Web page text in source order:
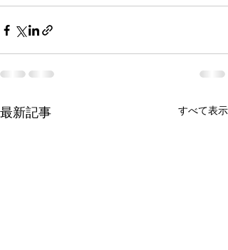
最新記事 すべて表示